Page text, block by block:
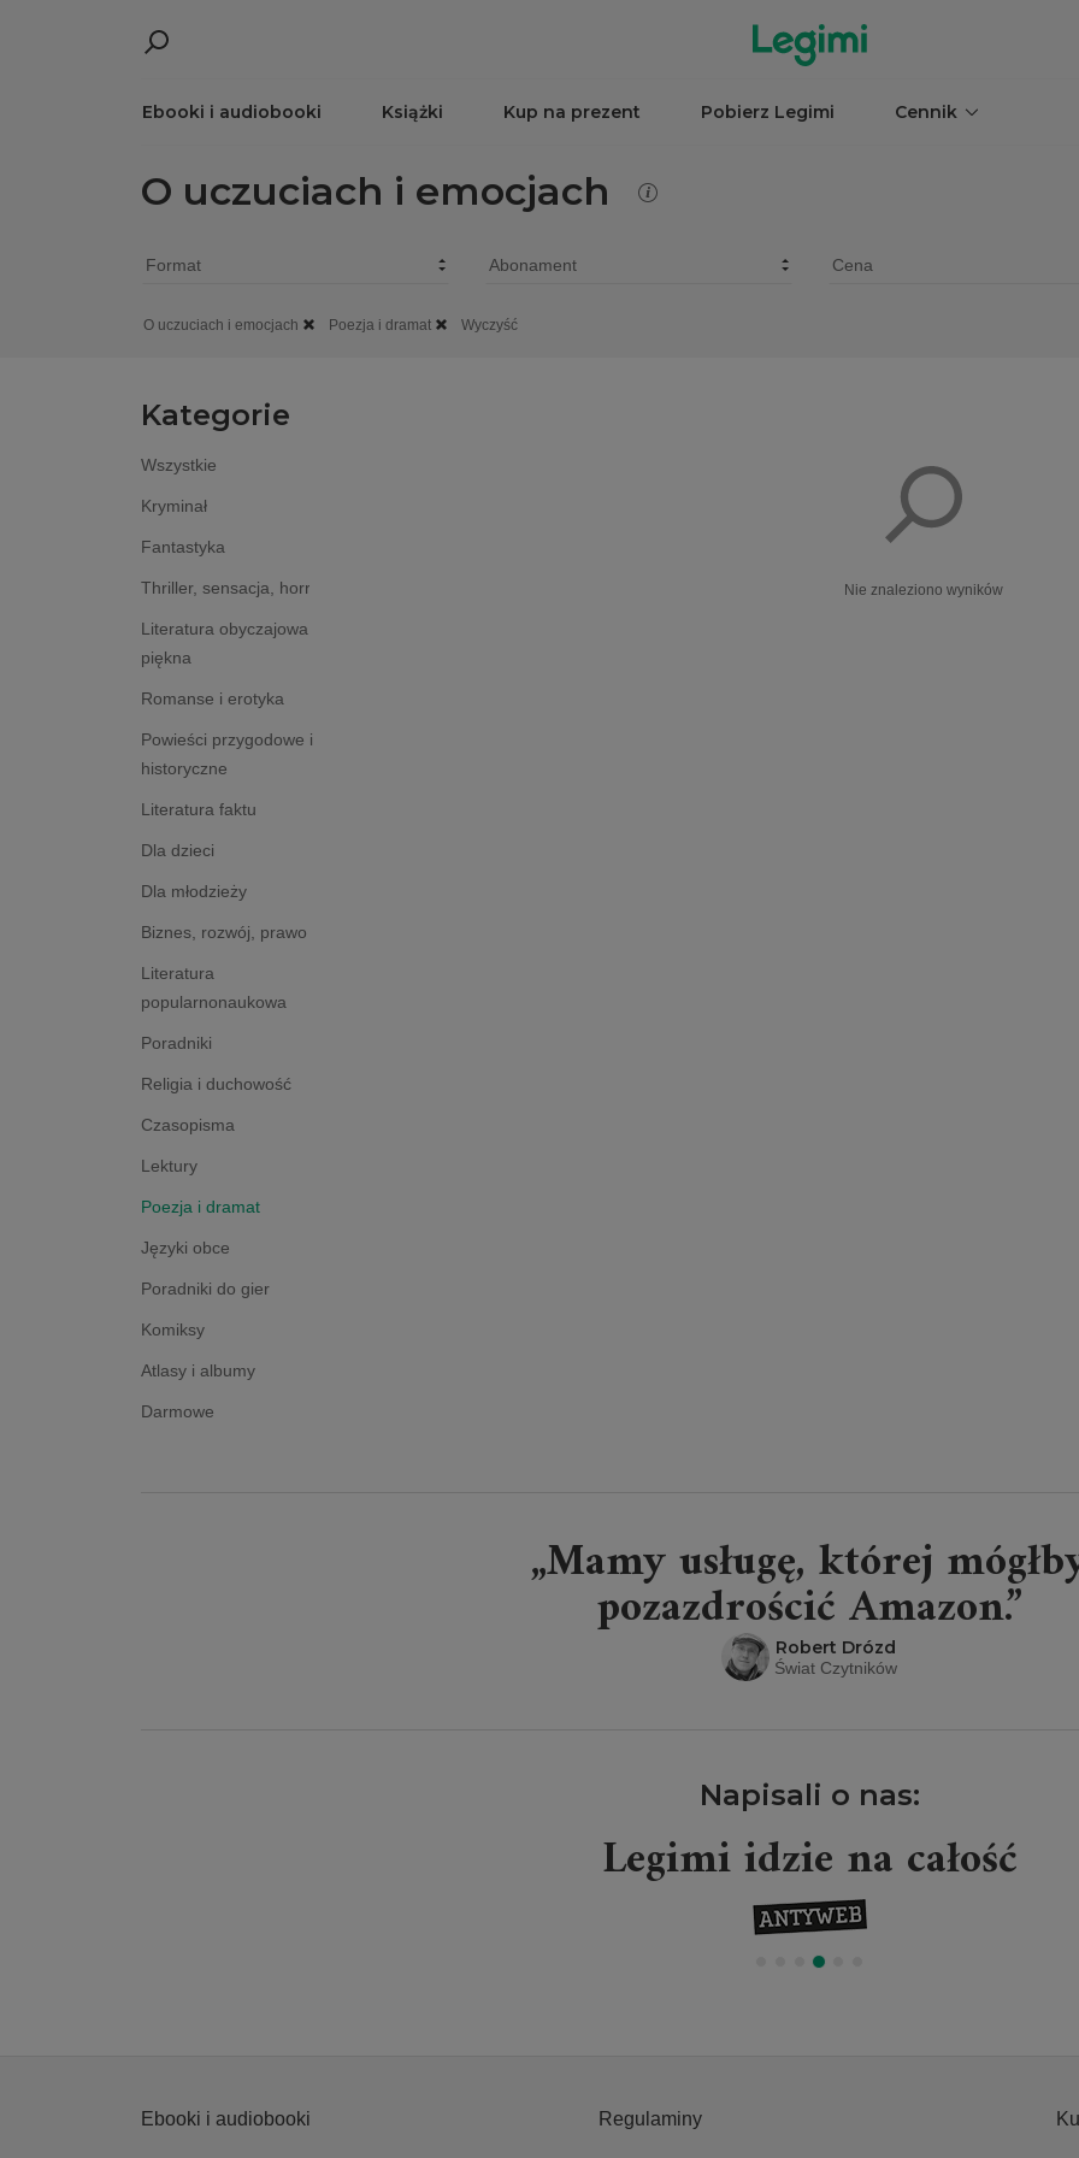
Ebooki i audiobooki Książki Kup na prezent Pobierz Legimi Cennik
O uczuciach i emocjach
O uczuciach i emocjach Poezja i dramat Wyczyść
Kategorie
Wszystkie
Kryminał
Fantastyka
Thriller, sensacja, horror
Literatura obyczajowa i
piękna
Romanse i erotyka
Powieści przygodowe i
historyczne
Literatura faktu
Dla dzieci
Dla młodzieży
Biznes, rozwój, prawo
Literatura
popularnonaukowa
Poradniki
Religia i duchowość
Czasopisma
Lektury
Poezja i dramat
Języki obce
Poradniki do gier
Komiksy
Atlasy i albumy
Darmowe
Nie znaleziono wyników
„Mamy usługę, której
pozazdrościć Amazon.”
Robert Drózd
Świat Czytników
Napisali o nas:
Legimi idzie na całość
Ebooki i audiobooki Regulaminy